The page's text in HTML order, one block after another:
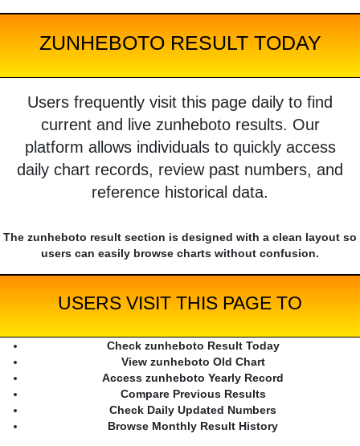
ZUNHEBOTO RESULT TODAY
Users frequently visit this page daily to find
current and live zunheboto results. Our
platform allows individuals to quickly access
daily chart records, review past numbers, and
reference historical data.
The zunheboto result section is designed with a clean layout so
users can easily browse charts without confusion.
USERS VISIT THIS PAGE TO
Check zunheboto Result Today
View zunheboto Old Chart
Access zunheboto Yearly Record
Compare Previous Results
Check Daily Updated Numbers
Browse Monthly Result History